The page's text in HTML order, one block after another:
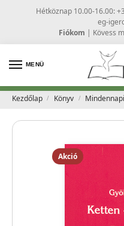
Hétköznap 10.00-16.00:
eg-
Fiókom | Kövess
MENÜ
Kezdőlap / Könyv /
Akció